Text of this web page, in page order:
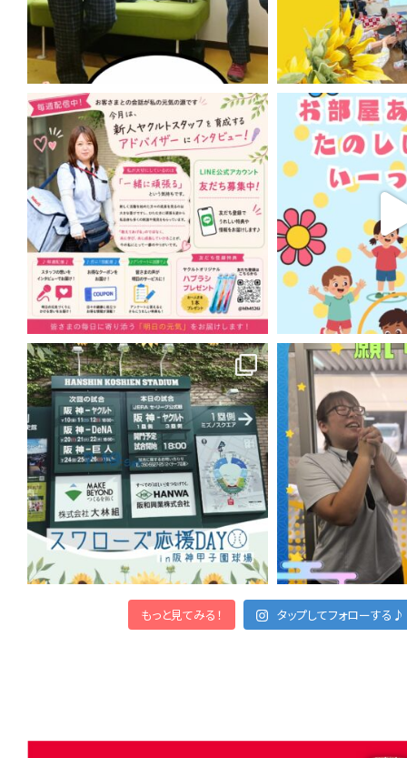
もっと見てみる！ タップしてフォローする♪